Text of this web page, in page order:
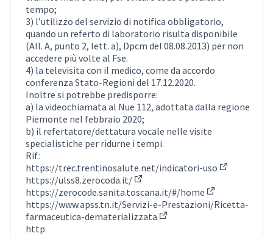
tempo;
3) l’utilizzo del servizio di notifica obbligatorio,
quando un referto di laboratorio risulta disponibile
(All. A, punto 2, lett. a), Dpcm del 08.08.2013) per non
accedere più volte al Fse.
4) la televisita con il medico, come da accordo
conferenza Stato-Regioni del 17.12.2020.
Inoltre si potrebbe predisporre:
a) la videochiamata al Nue 112, adottata dalla regione
Piemonte nel febbraio 2020;
b) il refertatore/dettatura vocale nelle visite
specialistiche per ridurne i tempi.
Rif.:
https://trec.trentinosalute.net/indicatori-uso
https://ulss8.zerocoda.it/
(External link)
https://zerocode.sanita.toscana.it/#/home
(External link)
https://www.apss.tn.it/Servizi-e-Prestazioni/Ricetta-
farmaceutica-dematerializzata
http